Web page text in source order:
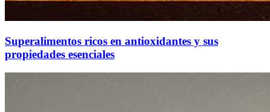
Superalimentos ricos en antioxidantes y sus
propiedades esenciales